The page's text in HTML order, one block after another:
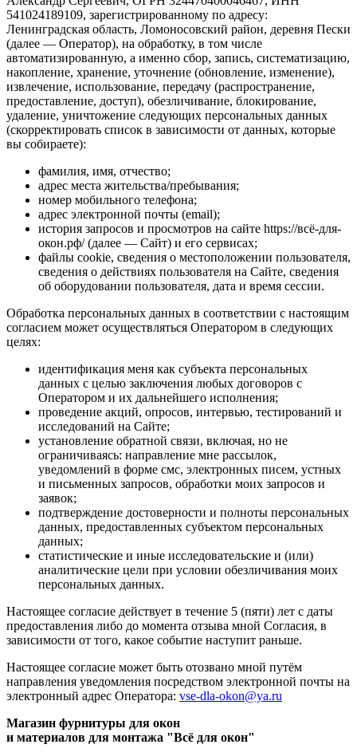
541024189109, зарегистрированному по адресу:
Ленинградская область, Ломоносовский район, деревня Пески
(далее — Оператор), на обработку, в том числе
автоматизированную, а именно сбор, запись, систематизацию,
накопление, хранение, уточнение (обновление, изменение),
извлечение, использование, передачу (распространение,
предоставление, доступ), обезличивание, блокирование,
удаление, уничтожение следующих персональных данных
(скорректировать список в зависимости от данных, которые
вы собираете):
фамилия, имя, отчество;
адрес места жительства/пребывания;
номер мобильного телефона;
адрес электронной почты (email);
история запросов и просмотров на сайте https://всё-для-
окон.рф/ (далее — Сайт) и его сервисах;
файлы cookie, сведения о местоположении пользователя,
сведения о действиях пользователя на Сайте, сведения
об оборудовании пользователя, дата и время сессии.
Обработка персональных данных в соответствии с настоящим
согласием может осуществляться Оператором в следующих
целях:
идентификация меня как субъекта персональных
данных с целью заключения любых договоров с
Оператором и их дальнейшего исполнения;
проведение акций, опросов, интервью, тестирований и
исследований на Сайте;
установление обратной связи, включая, но не
ограничиваясь: направление мне рассылок,
уведомлений в форме смс, электронных писем, устных
и письменных запросов, обработки моих запросов и
заявок;
подтверждение достоверности и полноты персональных
данных, предоставленных субъектом персональных
данных;
статистические и иные исследовательские и (или)
аналитические цели при условии обезличивания моих
персональных данных.
Настоящее согласие действует в течение 5 (пяти) лет с даты
предоставления либо до момента отзыва мной Согласия, в
зависимости от того, какое событие наступит раньше.
Настоящее согласие может быть отозвано мной путём
направления уведомления посредством электронной почты на
электронный адрес Оператора: vse-dla-okon@ya.ru
Магазин фурнитуры для окон
и материалов для монтажа "Всё для окон"